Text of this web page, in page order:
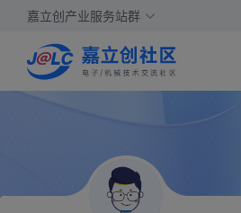
嘉立创产业服务站群